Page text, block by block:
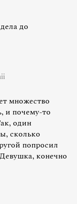
до
множество
и почему-то
один
сколько
попросил
конечно